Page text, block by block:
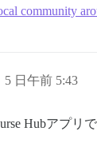
community
5 日午前 5:43
Hubアプリ